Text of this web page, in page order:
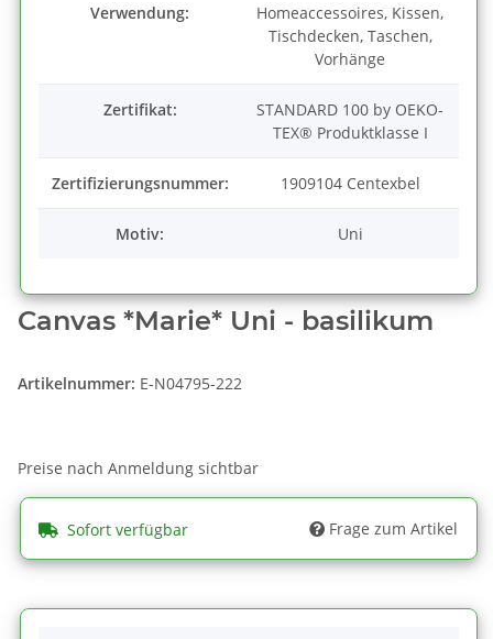
Verwendung:
Homeaccessoires, Kissen,
Tischdecken, Taschen,
Vorhänge
Zertifikat:
STANDARD 100 by OEKO-
TEX® Produktklasse I
Zertifizierungsnummer: 1909104 Centexbel
Motiv: Uni
Canvas *Marie* Uni - basilikum
Artikelnummer: E-N04795-222
Preise nach Anmeldung sichtbar
Sofort verfügbar Frage zum Artikel